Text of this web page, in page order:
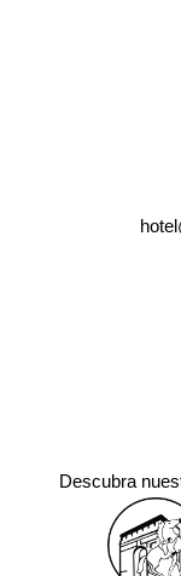
Descubra